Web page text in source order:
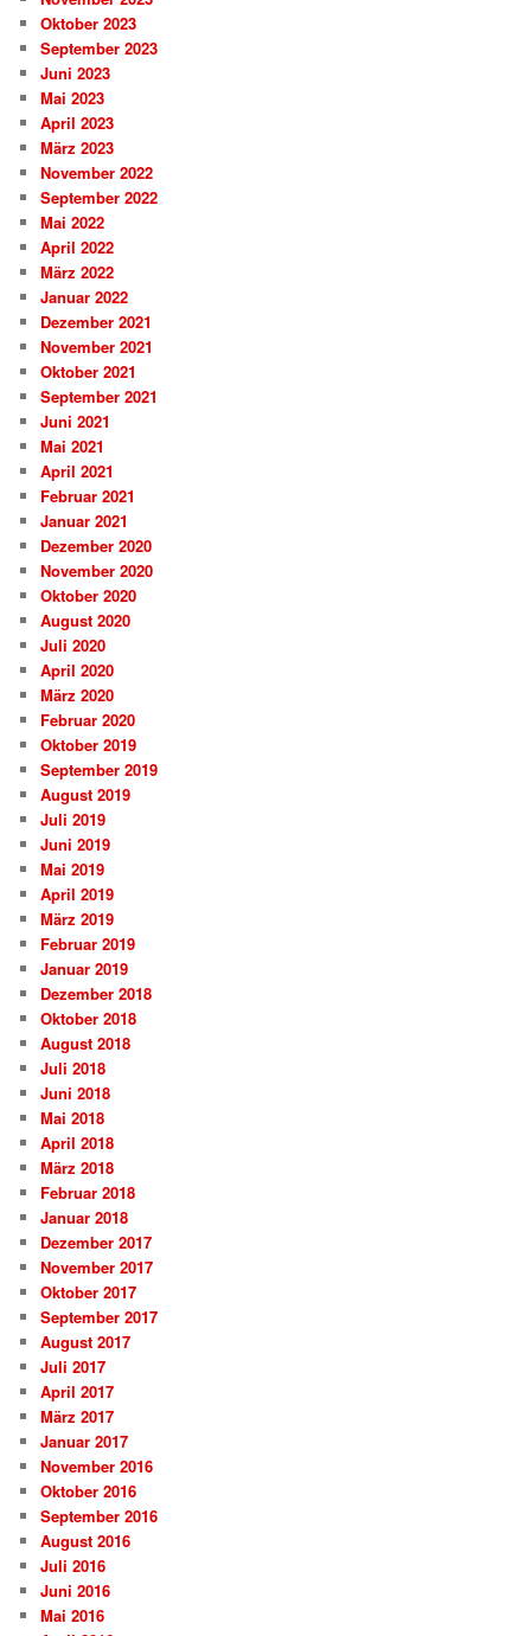
Oktober 2023
September 2023
Juni 2023
Mai 2023
April 2023
März 2023
November 2022
September 2022
Mai 2022
April 2022
März 2022
Januar 2022
Dezember 2021
November 2021
Oktober 2021
September 2021
Juni 2021
Mai 2021
April 2021
Februar 2021
Januar 2021
Dezember 2020
November 2020
Oktober 2020
August 2020
Juli 2020
April 2020
März 2020
Februar 2020
Oktober 2019
September 2019
August 2019
Juli 2019
Juni 2019
Mai 2019
April 2019
März 2019
Februar 2019
Januar 2019
Dezember 2018
Oktober 2018
August 2018
Juli 2018
Juni 2018
Mai 2018
April 2018
März 2018
Februar 2018
Januar 2018
Dezember 2017
November 2017
Oktober 2017
September 2017
August 2017
Juli 2017
April 2017
März 2017
Januar 2017
November 2016
Oktober 2016
September 2016
August 2016
Juli 2016
Juni 2016
Mai 2016